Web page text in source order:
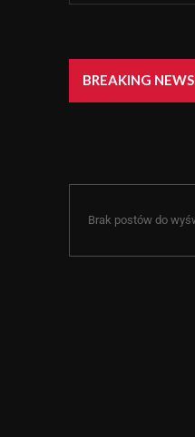
BREAKING NEWS
Brak postów do